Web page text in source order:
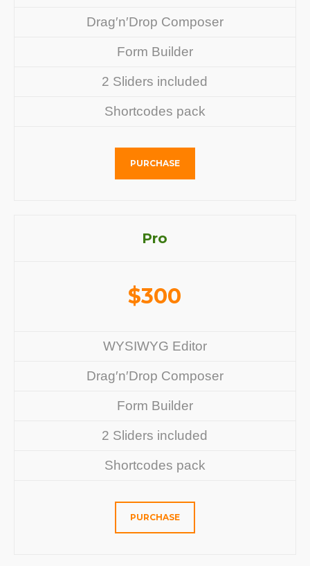
Drag′n′Drop Composer
Form Builder
2 Sliders included
Shortcodes pack
PURCHASE
Pro
$300
WYSIWYG Editor
Drag′n′Drop Composer
Form Builder
2 Sliders included
Shortcodes pack
PURCHASE